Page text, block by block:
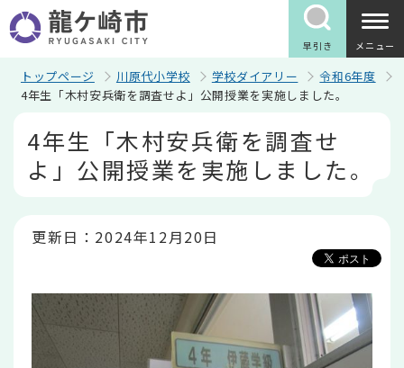
の
ペ
早引き メニュー
トップページ 川原代小学校 学校ダイアリー
令和6年度
4年生「木村安兵衛を調査せよ」公開授業を実施しました。
4年生「木村安兵衛を調査せ
よ」公開授業を実施しました。
更新日：2024年12月20日